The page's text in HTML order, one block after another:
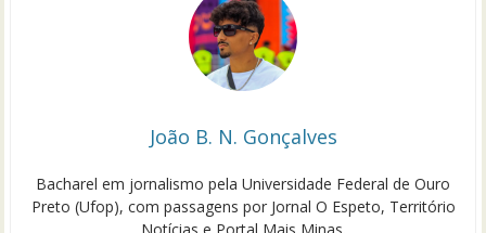
João B. N. Gonçalves
Bacharel em jornalismo pela Universidade Federal de Ouro
Preto (Ufop), com passagens por Jornal O Espeto, Território